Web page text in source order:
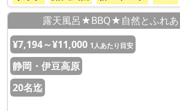
露天風呂★BBQ★自然とふれあ
¥7,194～¥11,000 1人あたり目安
静岡・伊豆高原
20名迄